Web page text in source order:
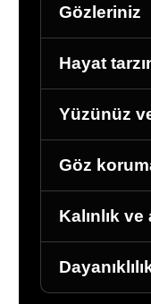
Gözleriniz
Hayat
Yüzünüz
Göz
Kalınlık ve